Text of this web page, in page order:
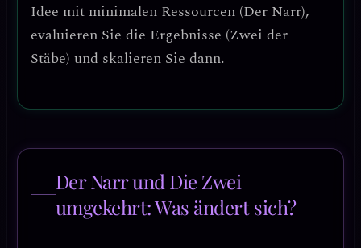
Idee mit minimalen Ressourcen (Der Narr),
evaluieren Sie die Ergebnisse (Zwei der
Stäbe) und skalieren Sie dann.
Der Narr und Die Zwei
umgekehrt: Was ändert sich?